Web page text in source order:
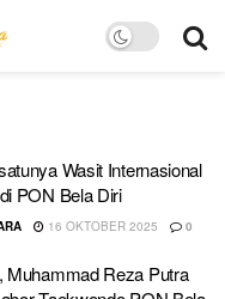
Wasit Internasional
PON Bela Diri
16 OKTOBER 2025 0
Muhammad Reza Putra